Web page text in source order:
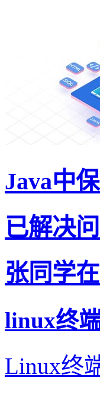
Java中
已解决
张同学
linux终
Linux终